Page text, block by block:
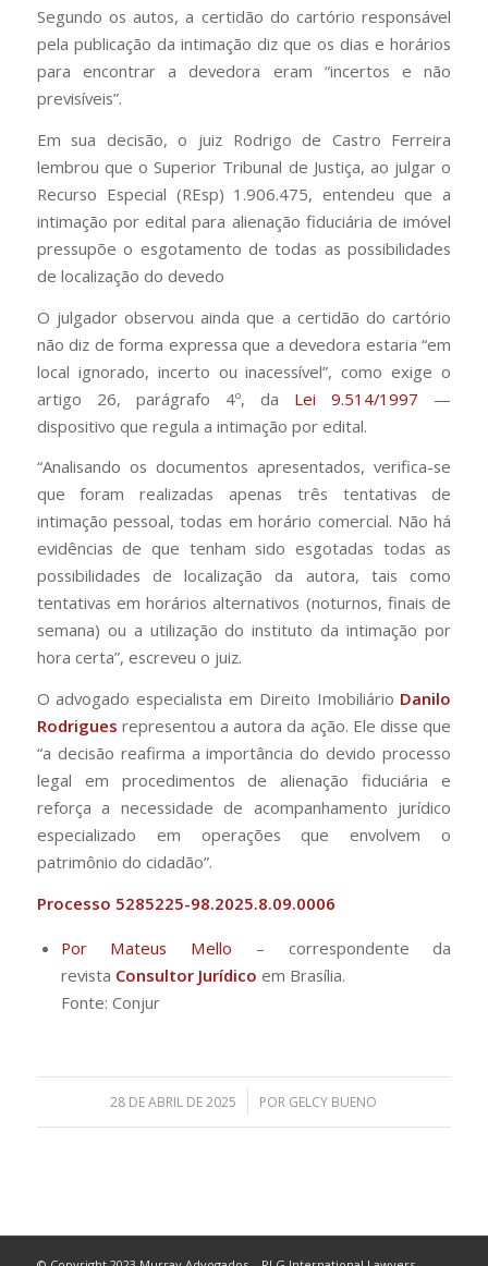
Segundo os autos, a certidão do cartório responsável
pela publicação da intimação diz que os dias e horários
para encontrar a devedora eram “incertos e não
previsíveis”.
Em sua decisão, o juiz Rodrigo de Castro Ferreira
lembrou que o Superior Tribunal de Justiça, ao julgar o
Recurso Especial (REsp) 1.906.475, entendeu que a
intimação por edital para alienação fiduciária de imóvel
pressupõe o esgotamento de todas as possibilidades
de localização do devedo
O julgador observou ainda que a certidão do cartório
não diz de forma expressa que a devedora estaria “em
local ignorado, incerto ou inacessível”, como exige o
artigo 26, parágrafo 4º, da Lei 9.514/1997 —
dispositivo que regula a intimação por edital.
“Analisando os documentos apresentados, verifica-se
que foram realizadas apenas três tentativas de
intimação pessoal, todas em horário comercial. Não há
evidências de que tenham sido esgotadas todas as
possibilidades de localização da autora, tais como
tentativas em horários alternativos (noturnos, finais de
semana) ou a utilização do instituto da intimação por
hora certa”, escreveu o juiz.
O advogado especialista em Direito Imobiliário Danilo
Rodrigues representou a autora da ação. Ele disse que
“a decisão reafirma a importância do devido processo
legal em procedimentos de alienação fiduciária e
reforça a necessidade de acompanhamento jurídico
especializado em operações que envolvem o
patrimônio do cidadão”.
Processo 5285225-98.2025.8.09.0006
Por Mateus Mello – correspondente da
revista Consultor Jurídico em Brasília.
Fonte: Conjur
28 DE ABRIL DE 2025
/ POR GELCY BUENO